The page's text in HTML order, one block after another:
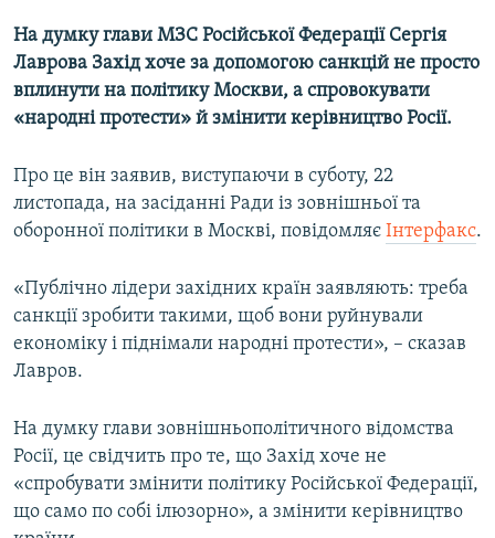
Усі сайти RFE/RL
На думку глави МЗС Російської Федерації Сергія
Лаврова Захід хоче за допомогою санкцій не просто
вплинути на політику Москви, а спровокувати
«народні протести» й змінити керівництво Росії.
Про це він заявив, виступаючи в суботу, 22
листопада, на засіданні Ради із зовнішньої та
оборонної політики в Москві, повідомляє Інтерфакс.
«Публічно лідери західних країн заявляють: треба
санкції зробити такими, щоб вони руйнували
економіку і піднімали народні протести», – сказав
Лавров.
На думку глави зовнішньополітичного відомства
Росії, це свідчить про те, що Захід хоче не
«спробувати змінити політику Російської Федерації,
що само по собі ілюзорно», а змінити керівництво